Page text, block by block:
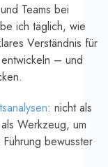
Teams bei
ich täglich, wie
Verständnis für
– und
: nicht als
Werkzeug, um
Führung bewusster